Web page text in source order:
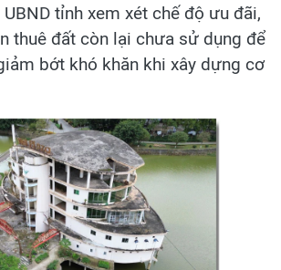
tỉnh xem xét chế độ ưu đãi,
thuê đất còn lại chưa sử dụng để
bớt khó khăn khi xây dựng cơ